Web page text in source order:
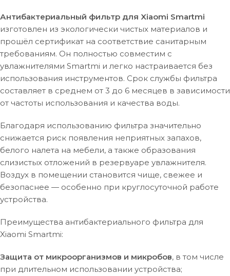
Антибактериальный фильтр для Xiaomi Smartmi
изготовлен из экологически чистых материалов и
прошёл сертификат на соответствие санитарным
требованиям. Он полностью совместим с
увлажнителями Smartmi и легко настраивается без
использования инструментов. Срок службы фильтра
составляет в среднем от 3 до 6 месяцев в зависимости
от частоты использования и качества воды.
Благодаря использованию фильтра значительно
снижается риск появления неприятных запахов,
белого налета на мебели, а также образования
слизистых отложений в резервуаре увлажнителя.
Воздух в помещении становится чище, свежее и
безопаснее — особенно при круглосуточной работе
устройства.
Преимущества антибактериального фильтра для
Xiaomi Smartmi:
Защита от микроорганизмов и микробов, в том числе
при длительном использовании устройства;